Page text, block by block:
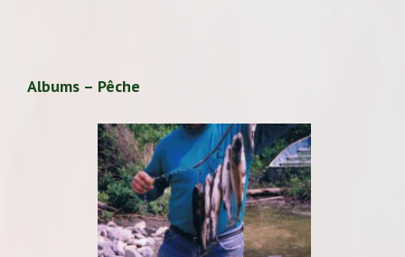
Albums – Pêche